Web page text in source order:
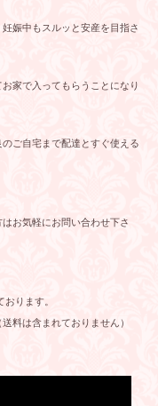
娠中もスルッと安産を目指さ
家で入ってもらうことになり
ご自宅まで配達とすぐ使える
お気軽にお問い合わせ下さ
ります。
料は含まれておりません）